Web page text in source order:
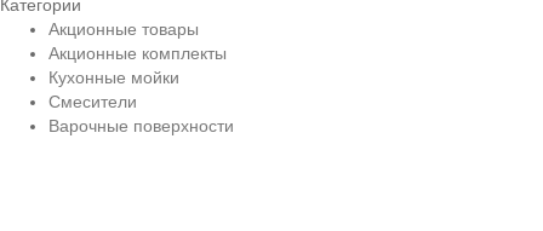
Категории
Акционные товары
Акционные комплекты
Кухонные мойки
Смесители
Варочные поверхности